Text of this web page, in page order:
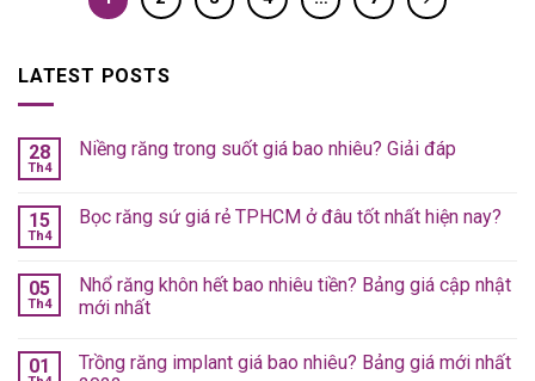
LATEST POSTS
28
Th4
Niềng răng trong suốt giá bao nhiêu? Giải đáp
15
Th4
Bọc răng sứ giá rẻ TPHCM ở đâu tốt nhất hiện nay?
05
Th4
Nhổ răng khôn hết bao nhiêu tiền? Bảng giá cập nhật
mới nhất
01
Trồng răng implant giá bao nhiêu? Bảng giá mới nhất